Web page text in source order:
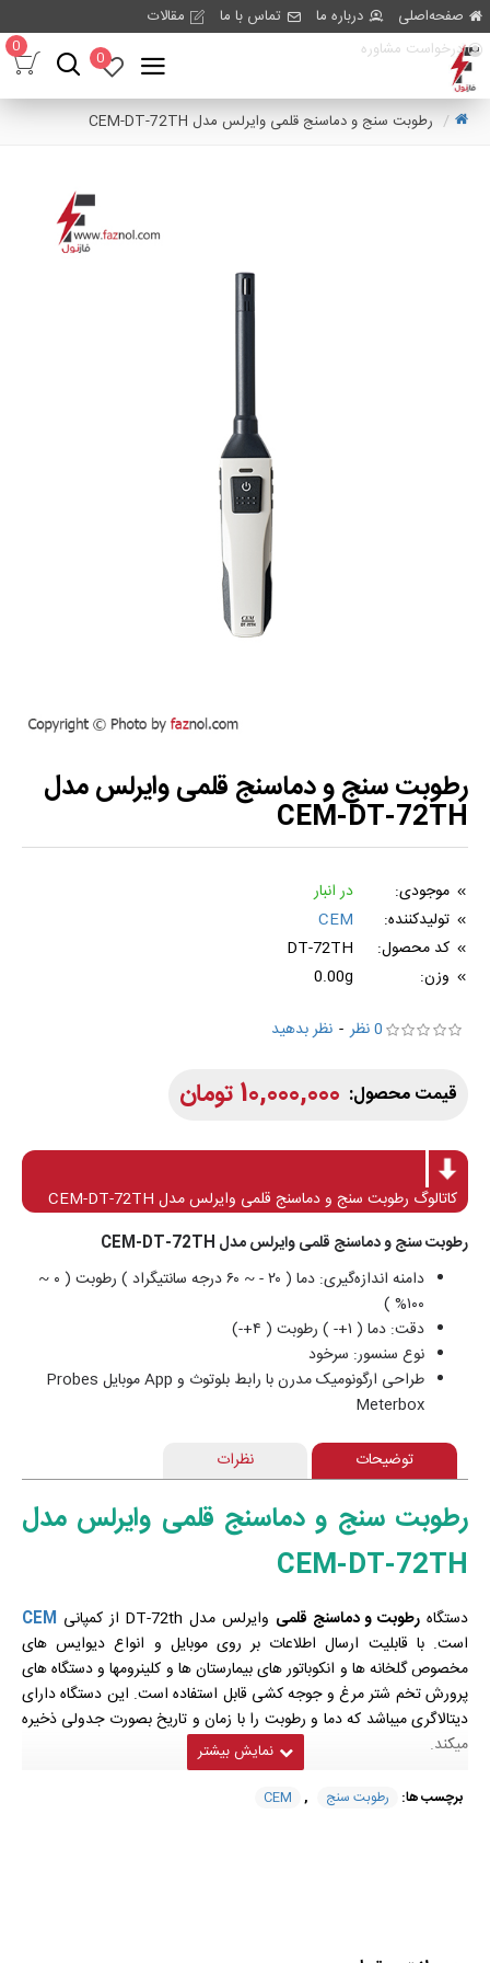
صفحه‌اصلی درباره ما تماس با ما
مقالات
درخواست مشاوره
0
0
رطوبت سنج و دماسنج قلمی وایرلس مدل CEM-DT-72TH
رطوبت سنج و دماسنج قلمی وایرلس مدل
CEM-DT-72TH
موجودی:
در انبار
تولیدکننده:
CEM
کد محصول:
DT-72TH
وزن:
0.00g
0 نظر
- نظر بدهید
10,000,000 تومان
رطوبت سنج و دماسنج قلمی وایرلس مدل CEM-DT-72TH
دامنه اندازه‌گیری: دما ( ۲۰ - ~ ۶۰ درجه سانتیگراد ) رطوبت ( ۰ ~
۱۰۰% )
دقت: دما ( ۱+- ) رطوبت ( ۴+-)
نوع سنسور: سرخود
طراحی ارگونومیک مدرن با رابط بلوتوث و App موبایل Probes
Meterbox
کاتالوگ رطوبت سنج و دماسنج قلمی وایرلس مدل CEM-DT-72TH
توضیحات نظرات
رطوبت سنج و دماسنج قلمی وایرلس مدل
CEM-DT-72TH
دستگاه رطوبت و دماسنج قلمی وایرلس مدل DT-72th از کمپانی
CEM
است. با قابلیت ارسال اطلاعات بر روی موبایل و انواع دیوایس های
مخصوص گلخانه ها و انکوباتور های بیمارستان ها و کلینرومها و دستگاه های
پرورش تخم شتر مرغ و جوجه کشی قابل استفاده است. این دستگاه دارای
دیتالاگری میباشد که دما و رطوبت را با زمان و تاریخ بصورت جدولی ذخیره
میکند.
مدرن طراحی شده است. کل سری مجهز به بلوتوث هستند، به راحتی می
برچسب ها: رطوبت سنج ,
CEM